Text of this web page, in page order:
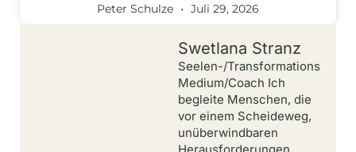
Peter Schulze Juli 29, 2026
Swetlana Stranz
Seelen-/Transformations
Medium/Coach Ich
begleite Menschen, die
vor einem Scheideweg,
unüberwindbaren